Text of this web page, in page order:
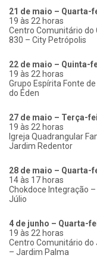
21 de maio – Quarta-
19 às 22 horas
Centro Comunitário do
830 – City Petrópolis
22 de maio – Quinta-
19 às 22 horas
Grupo Espírita Fonte
do Éden
27 de maio – Terça-
19 às 22 horas
Igreja Quadrangular
Jardim Redentor
28 de maio – Quarta-
14 às 17 horas
Chokdoce Integração
Júlio
4 de junho – Quarta-
19 às 22 horas
Centro Comunitário do
– Jardim Palma